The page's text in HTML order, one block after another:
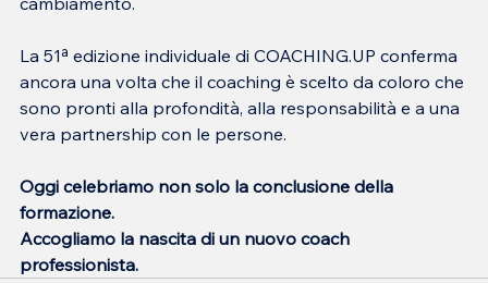
La 51ª edizione individuale di COACHING.UP conferma
ancora una volta che il coaching è scelto da coloro che
sono pronti alla profondità, alla responsabilità e a una
vera partnership con le persone.
Oggi celebriamo non solo la conclusione della
formazione.
Accogliamo la nascita di un nuovo coach
professionista.